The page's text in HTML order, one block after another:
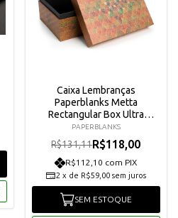
Caixa Lembranças
Paperblanks Metta
Rectangular Box Ultra
Pb2583-2
PAPERBLANKS
R$131,11R$118,00
R$112,10 com PIX
2 x de R$59,00 sem juros
SEM ESTOQUE